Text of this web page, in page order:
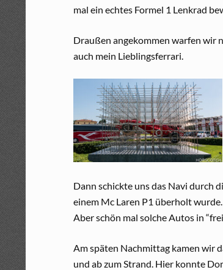
mal ein echtes Formel 1 Lenkrad
Draußen angekommen warfen wir
auch mein Lieblingsferrari.
Dann schickte uns das Navi durch
einem Mc Laren P1 überholt
Aber schön mal solche Autos in
Am späten Nachmittag kamen wir
und ab zum Strand. Hier konnte